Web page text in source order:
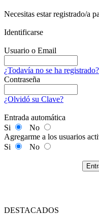
Necesitas estar registrado/a
Identificarse
Usuario o Email
¿Todavía no se ha registrado?
Contraseña
¿Olvidó su Clave?
Entrada automática
Si
No
Agregarme a los usuarios
Si
No
DESTACADOS